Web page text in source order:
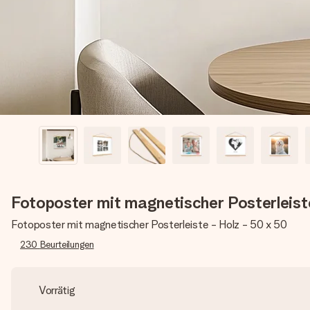
Fotoposter mit magnetischer
Fotoposter mit magnetischer Posterleiste - Holz - 50 x 50
230 Beurteilungen
Vorrätig